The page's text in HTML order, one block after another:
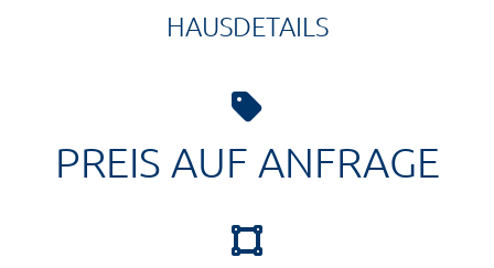
HAUSDETAILS
PREIS AUF ANFRAGE